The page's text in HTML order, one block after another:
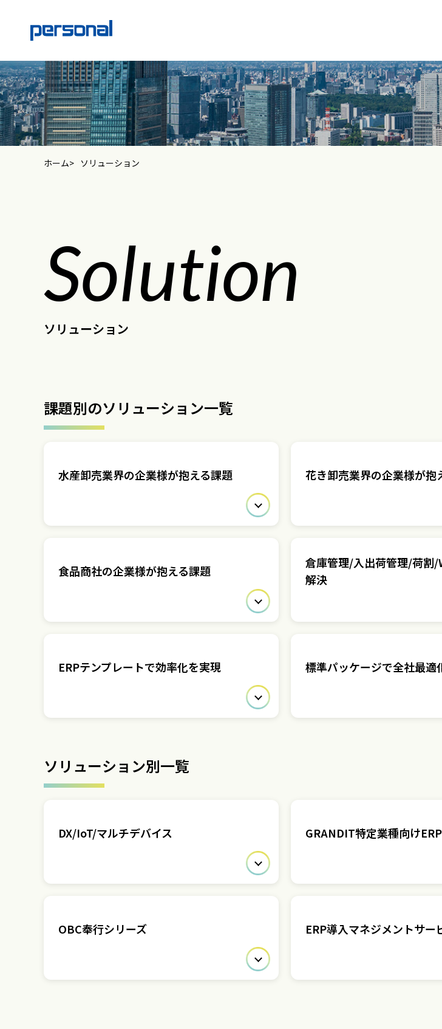
ホーム ソリューション
Solution
ソリューション
課題別のソリューション一覧
水産卸売業界の企業様が抱える課題 花き卸売業界の企業様が抱
食品商社の企業様が抱える課題
倉庫管理/入出荷管理/荷割/
解決
ERPテンプレートで効率化を実現 標準パッケージで全社最適
ソリューション別一覧
DX/IoT/マルチデバイス GRANDIT特定業種向け
OBC奉行シリーズ ERP導入マネジメントサー